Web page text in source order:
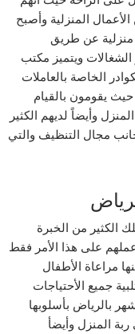
الأعمال المنزلية وأصبح
عن طريق
ويتميز مكتب
الخاصة بالعاملات
يقومون بالقيام
وأيضاً لديهم الكثير
مجال التنظيف والتي
الكثير من الخبرة
على هذا الأمر فقط
مراعاة الأطفال
جميع الأحتياجات
بالرياض بأسلوبها
المنزل وأيضأ